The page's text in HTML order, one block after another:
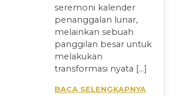
seremoni kalender
penanggalan lunar,
melainkan sebuah
panggilan besar untuk
melakukan
transformasi nyata […]
BACA SELENGKAPNYA